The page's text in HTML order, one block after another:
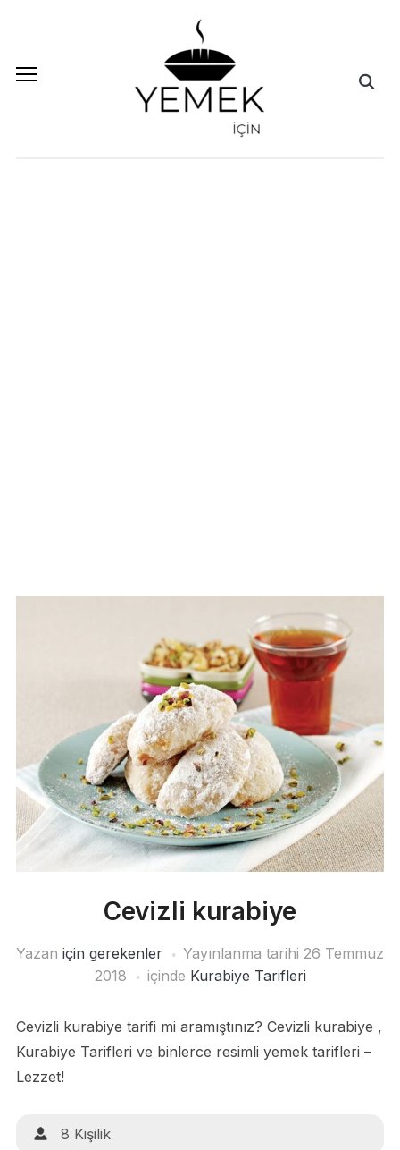
Cevizli kurabiye
Yazan için gerekenler Yayınlanma tarihi 26 Temmuz
2018
içinde Kurabiye Tarifleri
Cevizli kurabiye tarifi mi aramıştınız? Cevizli kurabiye ,
Kurabiye Tarifleri ve binlerce resimli yemek tarifleri –
Lezzet!
8 Kişilik